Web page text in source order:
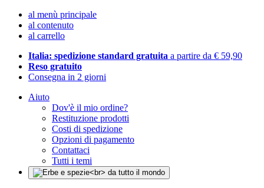
al menù principale
al contenuto
al carrello
Italia: spedizione standard gratuita a partire da € 59,90
Reso gratuito
Consegna in 2 giorni
Aiuto
Dov'è il mio ordine?
Restituzione prodotti
Costi di spedizione
Opzioni di pagamento
Contattaci
Tutti i temi